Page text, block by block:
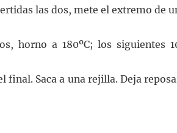
las dos, mete el extremo de
horno a 180ºC; los siguientes
final. Saca a una rejilla. Deja